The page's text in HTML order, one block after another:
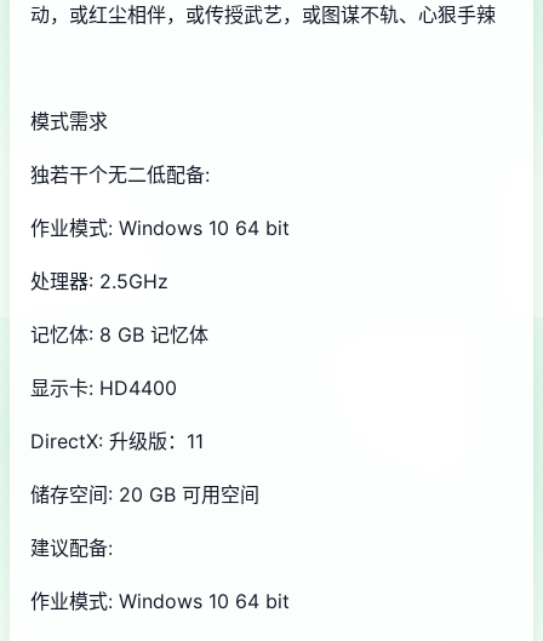
动，或红尘相伴，或传授武艺，或图谋不轨、心狠手辣
模式需求
独若干个无二低配备:
作业模式: Windows 10 64 bit
处理器: 2.5GHz
记忆体: 8 GB 记忆体
显示卡: HD4400
DirectX: 升级版：11
储存空间: 20 GB 可用空间
建议配备:
作业模式: Windows 10 64 bit